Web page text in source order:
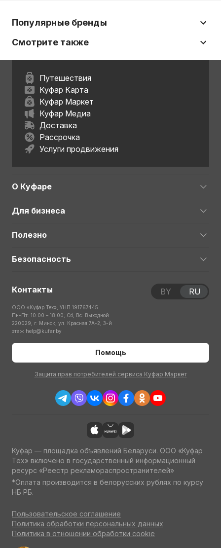
Популярные бренды
Смотрите также
Путешествия
Куфар Карта
Куфар Маркет
Куфар Медиа
Доставка
Рассрочка
Услуги продвижения
О Куфаре
Для бизнеса
Полезно
Безопасность
Контакты
ООО «Куфар Тех», УНП 191767445
Пн-Пт: 10:00 – 18:00; Сб, Вс: Выходной
220029, г. Минск, ул. Красная 7А-2, 3-й
этаж help@kufar.by
Помощь
Защита прав потребителей сервиса Куфар Маркет
BY RU
Куфар — площадка объявлений Беларуси. ООО «Куфар
Тех» включено в государственный информационный
ресурс «Реестр рекламораспространителей»
*Оплата производится в белорусских рублях по курсу
НБ РБ.
Пользовательское соглашение
Политика обработки персональных данных
Политика в отношении обработки cookie